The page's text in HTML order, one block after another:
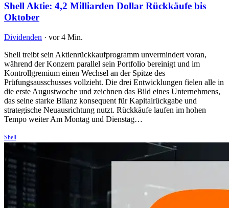
Shell Aktie: 4,2 Milliarden Dollar Rückkäufe bis
Oktober
Dividenden · vor 4 Min.
Shell treibt sein Aktienrückkaufprogramm unvermindert voran,
während der Konzern parallel sein Portfolio bereinigt und im
Kontrollgremium einen Wechsel an der Spitze des
Prüfungsausschusses vollzieht. Die drei Entwicklungen fielen alle in
die erste Augustwoche und zeichnen das Bild eines Unternehmens,
das seine starke Bilanz konsequent für Kapitalrückgabe und
strategische Neuausrichtung nutzt. Rückkäufe laufen im hohen
Tempo weiter Am Montag und Dienstag…
Shell